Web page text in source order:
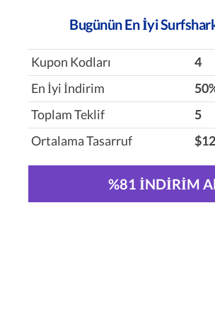
Bugünün En İyi
Kupon Kodları
4
En İyi İndirim
Toplam Teklif
5
Ortalama Tasarruf
%81 İNDİRİM